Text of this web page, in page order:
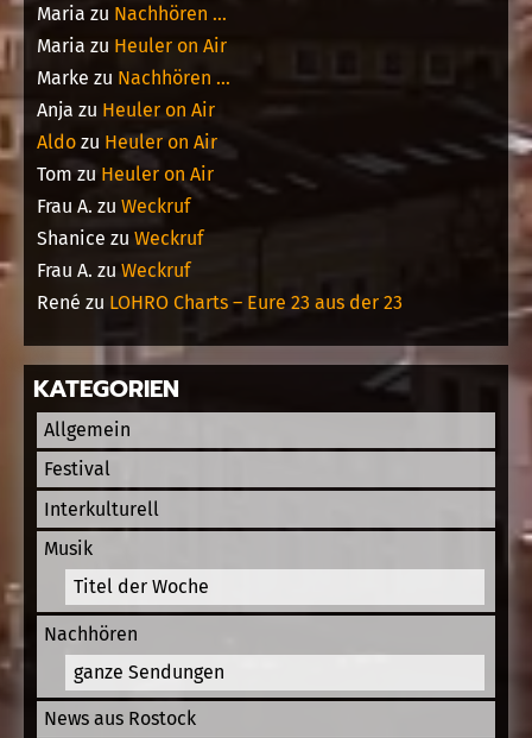
Maria zu Nachhören …
Maria zu Heuler on Air
Marke zu Nachhören …
Anja zu Heuler on Air
Aldo zu Heuler on Air
Tom zu Heuler on Air
Frau A. zu Weckruf
Shanice zu Weckruf
Frau A. zu Weckruf
René zu LOHRO Charts – Eure 23 aus der 23
KATEGORIEN
Allgemein
Festival
Interkulturell
Musik
Titel der Woche
Nachhören
ganze Sendungen
News aus Rostock